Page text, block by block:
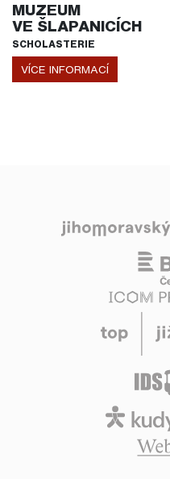
MUZEUM
VE ŠLAPANICÍCH
SCHOLASTERIE
VÍCE INFORMACÍ